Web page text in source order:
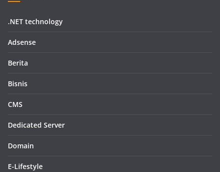
.NET technology
Adsense
Berita
Bisnis
CMS
Dedicated Server
Domain
E-Lifestyle